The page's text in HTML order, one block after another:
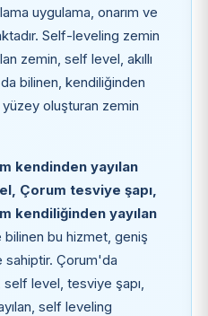
uygulama, onarım ve
Self-leveling zemin
zemin, self level, akıllı
bilinen, kendiliğinden
oluşturan zemin
kendinden yayılan
Çorum tesviye şapı,
kendiliğinden yayılan
bu hizmet, geniş
sahiptir. Çorum'da
self level, tesviye şapı,
self leveling